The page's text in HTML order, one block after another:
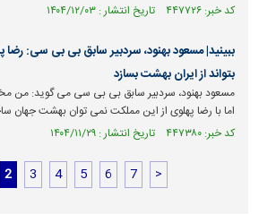
کد خبر: ۴۴۷۷۲۶ تاریخ انتشار : ۱۴۰۴/۱۲/۰۳
ببینید| مسعود بهنود، سردبیر سابق بی بی سی:
بتواند از ایران بهشت بسازد
مسعود بهنود، سردبیر سابق بی بی سی می گوید: من
اما با رضا پهلوی از این مملکت نمی توان بهشت جهان
کد خبر: ۴۴۷۳۸۰ تاریخ انتشار : ۱۴۰۴/۱۱/۲۹
2 3 4 5 6 7 >